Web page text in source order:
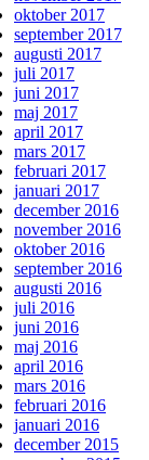
oktober 2017
september 2017
augusti 2017
juli 2017
juni 2017
maj 2017
april 2017
mars 2017
februari 2017
januari 2017
december 2016
november 2016
oktober 2016
september 2016
augusti 2016
juli 2016
juni 2016
maj 2016
april 2016
mars 2016
februari 2016
januari 2016
december 2015